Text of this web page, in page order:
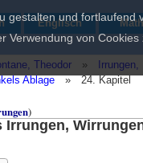
Englisch
Theodor »
Irrungen,
Ablage » 24. Kapitel
)
Irrungen,
gestalten und
Verwendung von